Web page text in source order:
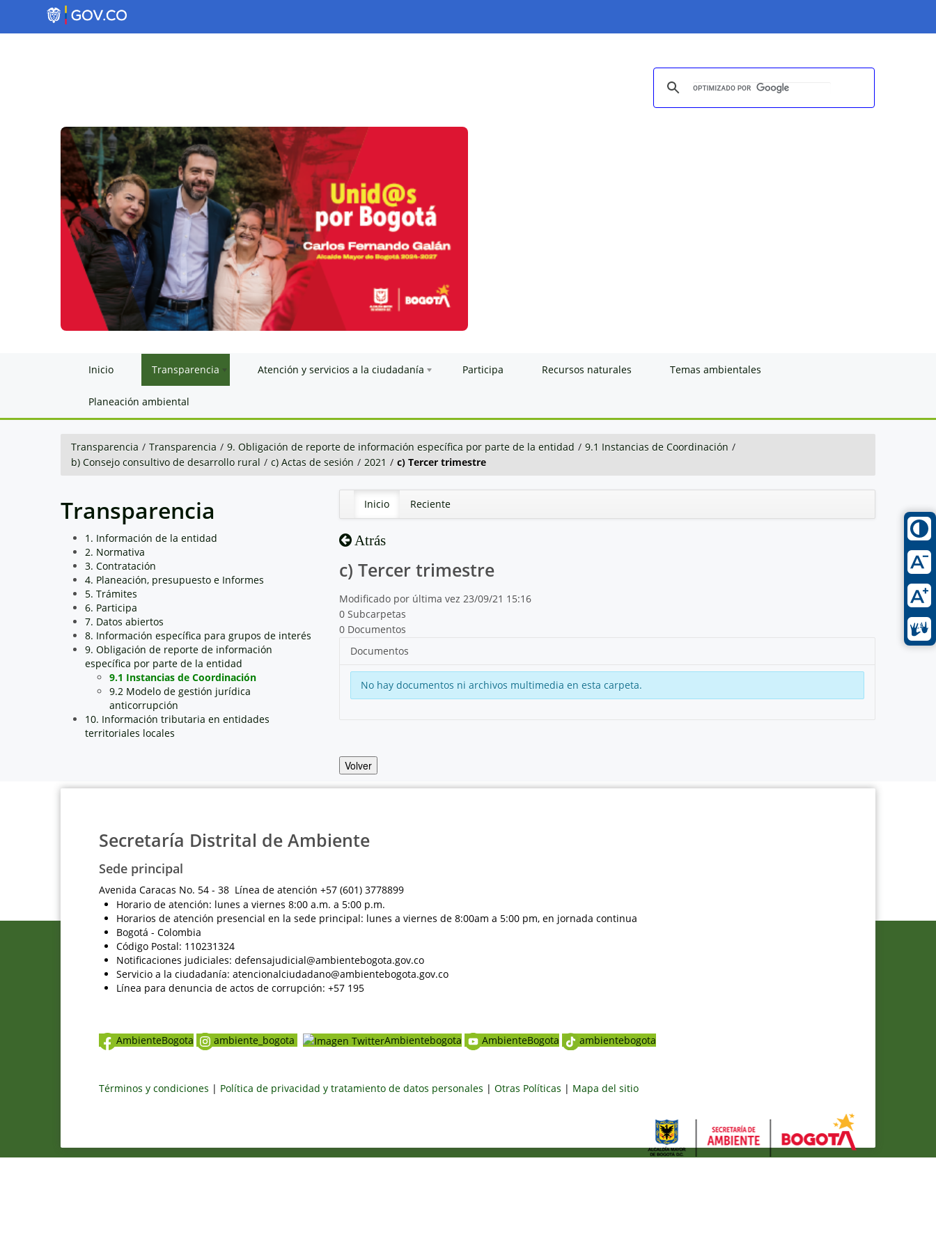
Inicio Transparencia Atención y servicios a la ciudadanía Participa Recursos naturales Temas ambientales
Planeación ambiental
Transparencia / Transparencia / 9. Obligación de reporte de información específica por parte de la entidad / 9.1 Instancias de Coordinación /
b) Consejo consultivo de desarrollo rural / c) Actas de sesión / 2021 / c) Tercer trimestre
Transparencia
1. Información de la entidad
2. Normativa
3. Contratación
4. Planeación, presupuesto e Informes
5. Trámites
6. Participa
7. Datos abiertos
8. Información específica para grupos de interés
9. Obligación de reporte de información
específica por parte de la entidad
9.1 Instancias de Coordinación
9.2 Modelo de gestión jurídica
anticorrupción
10. Información tributaria en entidades
territoriales locales
Inicio Reciente
Atrás
c) Tercer trimestre
Modificado por última vez 23/09/21 15:16
0 Subcarpetas
0 Documentos
Documentos
No hay documentos ni archivos multimedia en esta carpeta.
Volver
Secretaría Distrital de Ambiente
Sede principal
Avenida Caracas No. 54 - 38 Línea de atención +57 (601) 3778899
Horario de atención: lunes a viernes 8:00 a.m. a 5:00 p.m.
Horarios de atención presencial en la sede principal: lunes a viernes de 8:00am a 5:00 pm, en jornada continua
Bogotá - Colombia
Código Postal: 110231324
Notificaciones judiciales: defensajudicial@ambientebogota.gov.co
Servicio a la ciudadanía: atencionalciudadano@ambientebogota.gov.co
Línea para denuncia de actos de corrupción: +57 195
AmbienteBogota ambiente_bogota Ambientebogota AmbienteBogota ambientebogota
Términos y condiciones | Política de privacidad y tratamiento de datos personales | Otras Políticas | Mapa del sitio